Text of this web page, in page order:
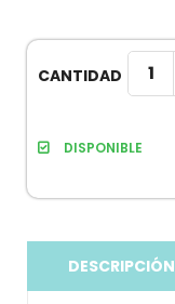
CANTIDAD
DISPONIBLE
DESCRIPCIÓN